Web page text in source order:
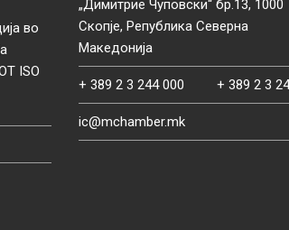
во
ISO
„Димитрие Чуповски“ бр.13, 1000
Скопје, Република Северна
Македонија
+ 389 2 3 244 000 + 389 2 3
ic@mchamber.mk